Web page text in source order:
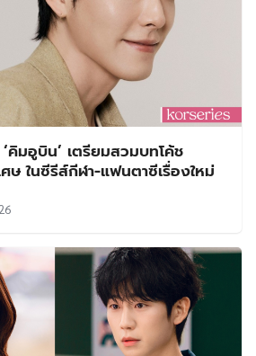
คิมอูบิน’ เตรียมสวมบทโค้ช
ษ ในซีรีส์กีฬา-แฟนตาซีเรื่องใหม่